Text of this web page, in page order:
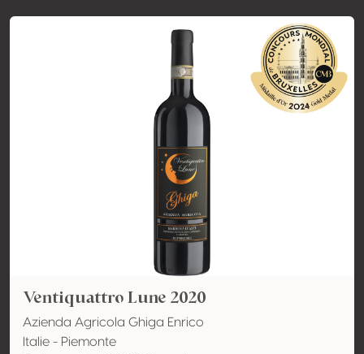
Ventiquattro Lune 2020
Azienda Agricola Ghiga Enrico
Italie - Piemonte